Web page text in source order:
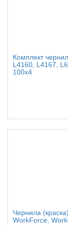
Комплект
L4160, L4167,
100x4
Чернила
WorkForce,